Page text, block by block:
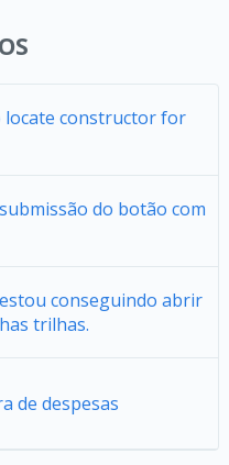
locate constructor for
do botão com
conseguindo abrir
trilhas.
de despesas